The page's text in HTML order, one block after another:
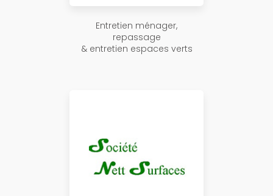
Entretien ménager,
repassage
& entretien espaces verts